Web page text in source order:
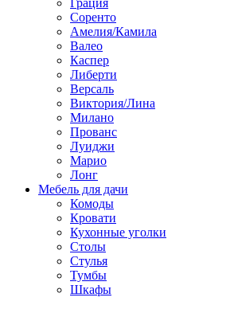
Грация
Соренто
Амелия/Камила
Валео
Каспер
Либерти
Версаль
Виктория/Лина
Милано
Прованс
Луиджи
Марио
Лонг
Мебель для дачи
Комоды
Кровати
Кухонные уголки
Столы
Стулья
Тумбы
Шкафы